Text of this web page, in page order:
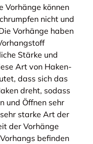
Vorhänge können
nicht und
Vorhänge haben
Stärke und
Art von Haken-
dass sich das
dreht, sodass
und Öffnen sehr
starke Art der
der Vorhänge
befinden